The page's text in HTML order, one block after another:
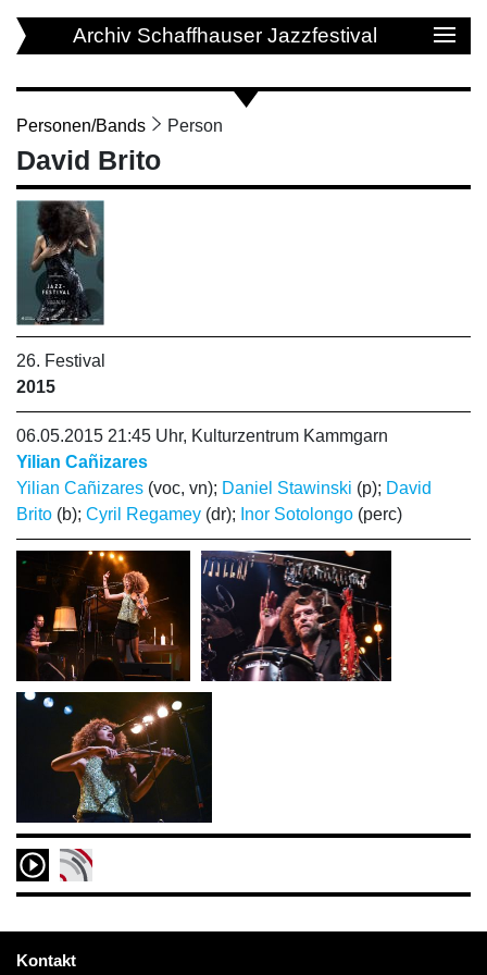
Archiv Schaffhauser Jazzfestival
Personen/Bands Person
David Brito
26. Festival
2015
06.05.2015 21:45 Uhr, Kulturzentrum Kammgarn
Yilian Cañizares
Yilian Cañizares (voc, vn); Daniel Stawinski (p); David
Brito (b); Cyril Regamey (dr); Inor Sotolongo (perc)
Kontakt